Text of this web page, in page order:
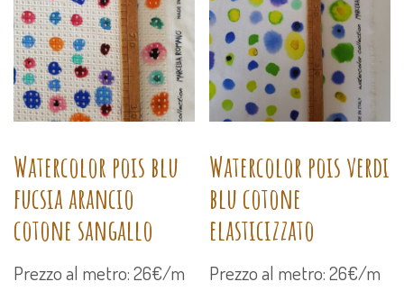
Watercolor pois blu
fucsia arancio
cotone sangallo
Prezzo al metro: 26€/m
Watercolor pois verdi
blu cotone
elasticizzato
Prezzo al metro: 26€/m